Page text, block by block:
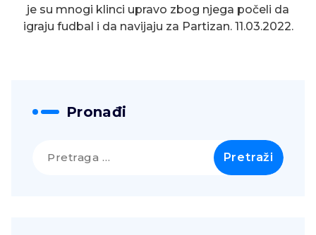
je su mnogi klinci upravo zbog njega počeli da
igraju fudbal i da navijaju za Partizan. 11.03.2022.
Pronađi